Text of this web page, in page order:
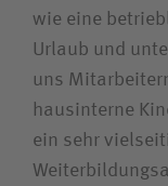
wie eine
Urlaub und
uns
hausinterne
ein sehr